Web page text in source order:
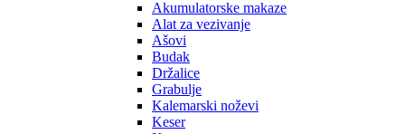
Akumulatorske makaze
Alat za vezivanje
Ašovi
Budak
Držalice
Grabulje
Kalemarski noževi
Keser